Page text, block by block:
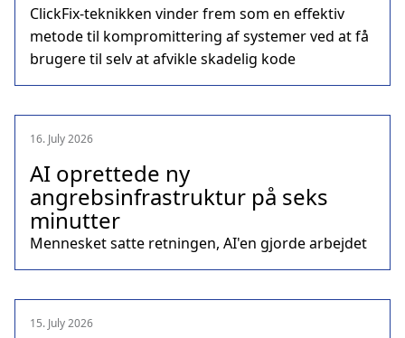
ClickFix-teknikken vinder frem som en effektiv
metode til kompromittering af systemer ved at få
brugere til selv at afvikle skadelig kode
16. July 2026
AI oprettede ny
angrebsinfrastruktur på seks
minutter
Mennesket satte retningen, AI'en gjorde arbejdet
15. July 2026